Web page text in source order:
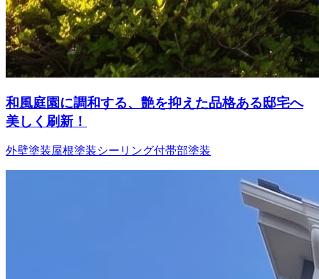
和風庭園に調和する、艶を抑えた品格ある邸宅へ
美しく刷新！
外壁塗装屋根塗装シーリング付帯部塗装